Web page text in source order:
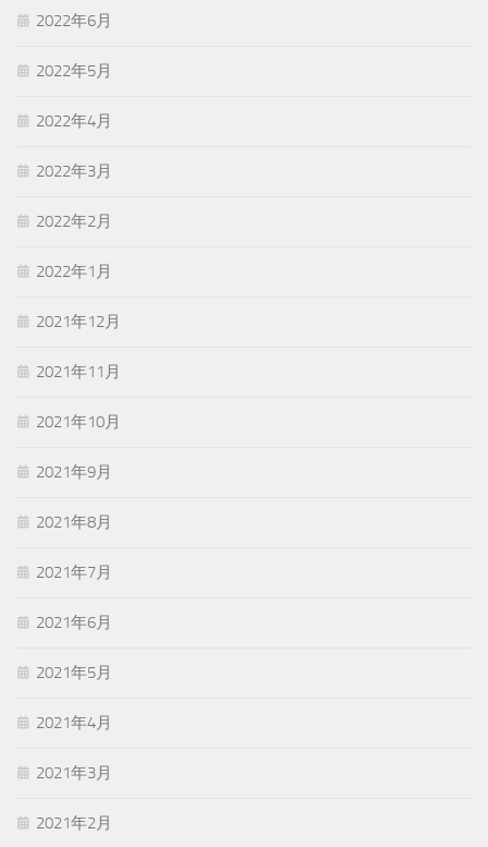
2022年6月
2022年5月
2022年4月
2022年3月
2022年2月
2022年1月
2021年12月
2021年11月
2021年10月
2021年9月
2021年8月
2021年7月
2021年6月
2021年5月
2021年4月
2021年3月
2021年2月